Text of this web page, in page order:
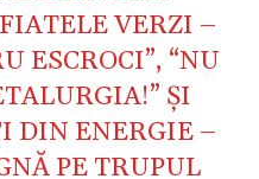
VERZI –
ESCROCI”, “NU
ŞI
DIN ENERGIE –
PE TRUPUL